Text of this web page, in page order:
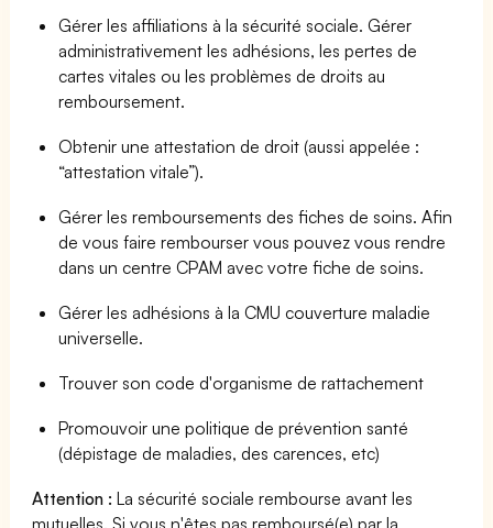
Gérer les affiliations à la sécurité sociale. Gérer
administrativement les adhésions, les pertes de
cartes vitales ou les problèmes de droits au
remboursement.
Obtenir une attestation de droit (aussi appelée :
“attestation vitale”).
Gérer les remboursements des fiches de soins. Afin
de vous faire rembourser vous pouvez vous rendre
dans un centre CPAM avec votre fiche de soins.
Gérer les adhésions à la CMU couverture maladie
universelle.
Trouver son code d'organisme de rattachement
Promouvoir une politique de prévention santé
(dépistage de maladies, des carences, etc)
Attention : La sécurité sociale rembourse avant les
mutuelles. Si vous n'êtes pas remboursé(e) par la